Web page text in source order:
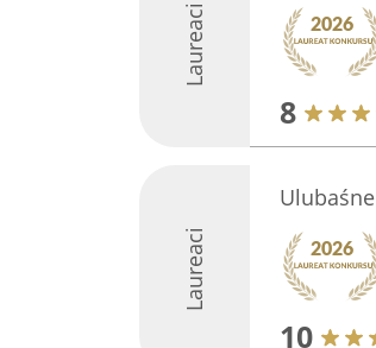
Laureaci
8
Laureaci
Ulubaśne
10